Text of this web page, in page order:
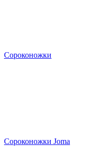
Сороконожки
Сороконожки Joma